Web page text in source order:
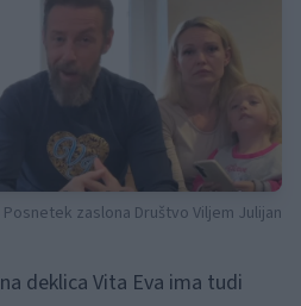
zaslona Društvo Viljem Julijan
deklica Vita Eva ima tudi